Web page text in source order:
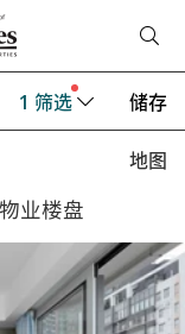
1 筛选 储存
地图
业楼盘